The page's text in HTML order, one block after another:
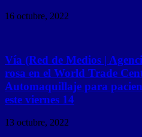
16 octubre, 2022
Vía (Red de Medios |
rosa en el World Trade
Automaquillaje para
este viernes 14
13 octubre, 2022